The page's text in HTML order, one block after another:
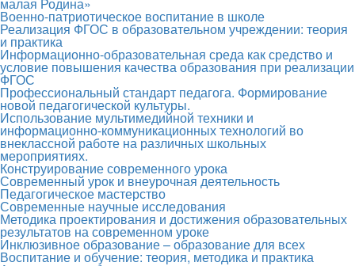
Военно-патриотическое воспитание в школе
Реализация ФГОС в образовательном учреждении: теория
и практика
Информационно-образовательная среда как средство и
условие повышения качества образования при реализации
ФГОС
Профессиональный стандарт педагога. Формирование
новой педагогической культуры.
Использование мультимедийной техники и
информационно-коммуникационных технологий во
внеклассной работе на различных школьных
мероприятиях.
Конструирование современного урока
Современный урок и внеурочная деятельность
Педагогическое мастерство
Современные научные исследования
Методика проектирования и достижения образовательных
результатов на современном уроке
Инклюзивное образование – образование для всех
Воспитание и обучение: теория, методика и практика